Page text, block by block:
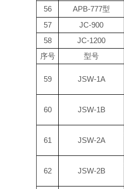
56
APB-777型
57
JC-900
58
JC-1200
序号
型号
59 JSW-1A
60 JSW-1B
61 JSW-2A
62 JSW-2B